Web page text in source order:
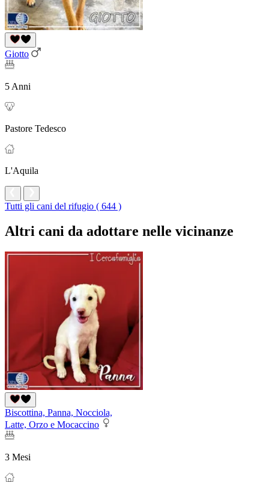
Giotto
5 Anni
Pastore Tedesco
L'Aquila
Tutti gli cani del rifugio ( 644 )
Altri cani da adottare nelle vicinanze
Biscottina, Panna, Nocciola,
Latte, Orzo e Mocaccino
3 Mesi